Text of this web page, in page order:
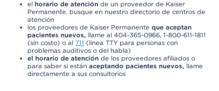
el horario de atención de un proveedor de Kaiser
Permanente, busque en nuestro directorio de centros de
atención
los proveedores de Kaiser Permanente que aceptan
pacientes nuevos, llame al 404-365-0966, 1-800-611-1811
(sin costo) o al 711 (línea TTY para personas con
problemas auditivos o del habla)
el horario de atención de los proveedores afiliados o
para saber si están aceptando pacientes nuevos, llame
directamente a sus consultorios